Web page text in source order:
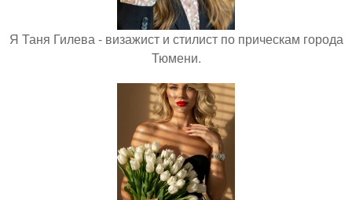
Я Таня Гилева - визажист и стилист по прическам города
Тюмени.